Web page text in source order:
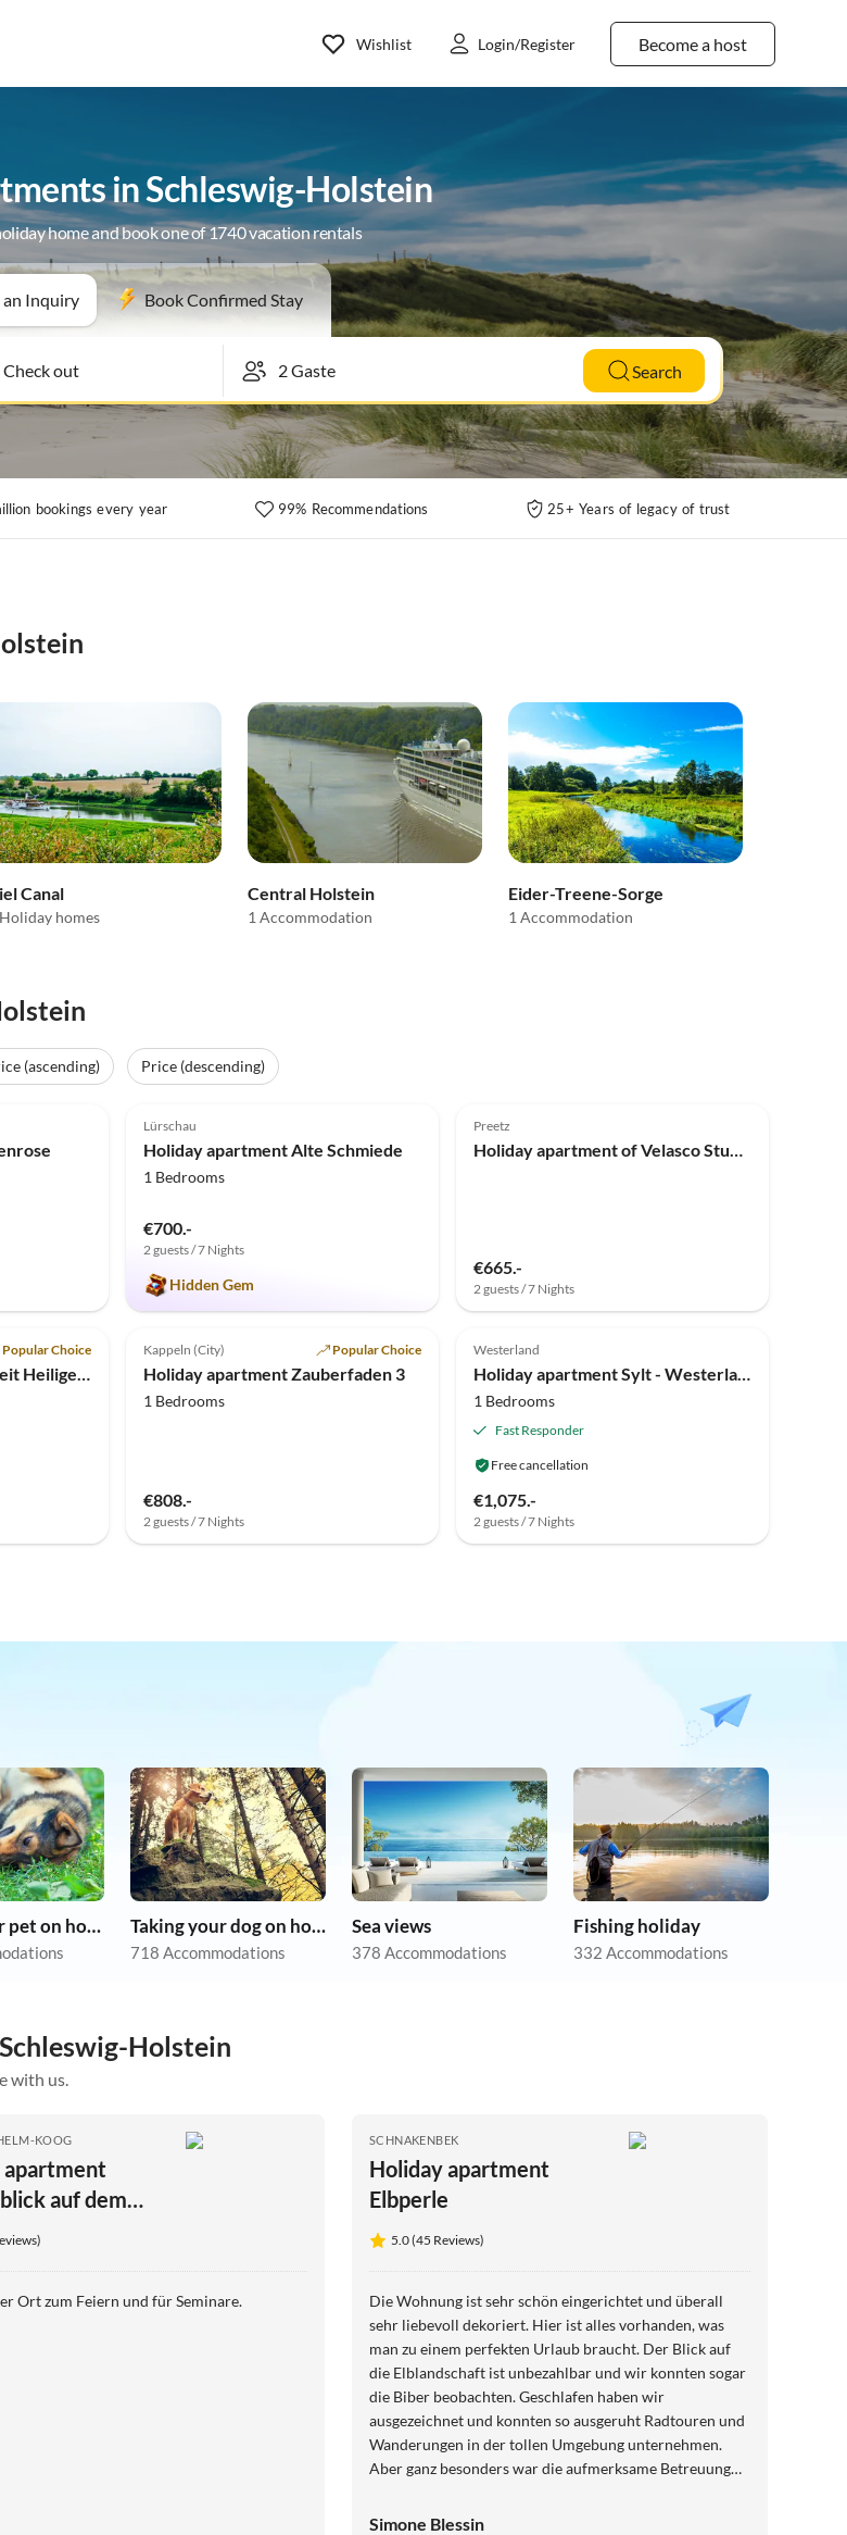
Become a host
Wishlist Login/Register
in Schleswig-Holstein
home and book one of 1740 vacation rentals
an Inquiry Book Confirmed Stay
out Search
bookings every year 99% Recommendations 25+ Years of legacy of trust
Canal
homes
Central Holstein
1 Accommodation
Eider-Treene-Sorge
1 Accommodation
(ascending) Price (descending)
Top-Listing
Lürschau
Holiday apartment Alte Schmiede
1 Bedrooms
€700.-
2 guests / 7 Nights
Hidden Gem
Preetz
€665.-
2 guests / 7 Nights
Top-Listing
Popular Choice
Top-Listing
Kappeln (City) Popular Choice
Holiday apartment Zauberfaden 3
1 Bedrooms
€808.-
2 guests / 7 Nights
Top-Listing
Westerland
1 Bedrooms
Fast Responder
Free cancellation
€1,075.-
2 guests / 7 Nights
Taking your pet on holiday Taking your dog on holiday
718 Accommodations
Sea views
378 Accommodations
Fishing holiday
332 Accommodations
Holstein
with us.
KOOG
apartment
auf dem
Nordseeblick
Ort zum Feiern und für Seminare.
SCHNAKENBEK
Holiday apartment
Elbperle
5.0 (45 Reviews)
Die Wohnung ist sehr schön eingerichtet und überall
sehr liebevoll dekoriert. Hier ist alles vorhanden, was
man zu einem perfekten Urlaub braucht. Der Blick auf
die Elblandschaft ist unbezahlbar und wir konnten sogar
die Biber beobachten. Geschlafen haben wir
ausgezeichnet und konnten so ausgeruht Radtouren und
Wanderungen in der tollen Umgebung unternehmen.
Aber ganz besonders war die aufmerksame Betreuung
Blumen, leckerem selbstgebackenem Kuchen oder einer
Simone Blessin